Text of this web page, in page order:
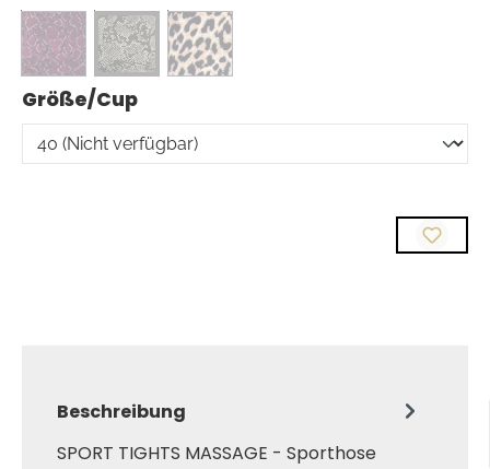
Größe/Cupauswählen
Beschreibung
SPORT TIGHTS MASSAGE - Sporthose